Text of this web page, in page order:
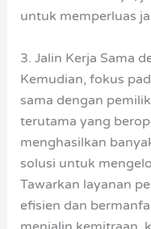
untuk memperluas
3. Jalin Kerja Sama
Kemudian, fokus
sama dengan
terutama yang
menghasilkan
solusi untuk
Tawarkan layanan
efisien dan